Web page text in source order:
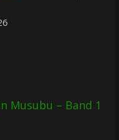
Musubu – Band 1